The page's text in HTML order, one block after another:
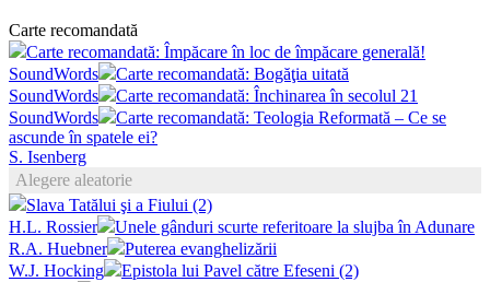
Carte recomandată
Carte recomandată: Împăcare în loc de împăcare generală!
SoundWords
Carte recomandată: Bogăţia uitată
SoundWords
Carte recomandată: Închinarea în secolul 21
SoundWords
Carte recomandată: Teologia Reformată – Ce se
ascunde în spatele ei?
S. Isenberg
Alegere aleatorie
Slava Tatălui şi a Fiului (2)
H.L. Rossier
Unele gânduri scurte referitoare la slujba în Adunare
R.A. Huebner
Puterea evanghelizării
W.J. Hocking
Epistola lui Pavel către Efeseni (2)